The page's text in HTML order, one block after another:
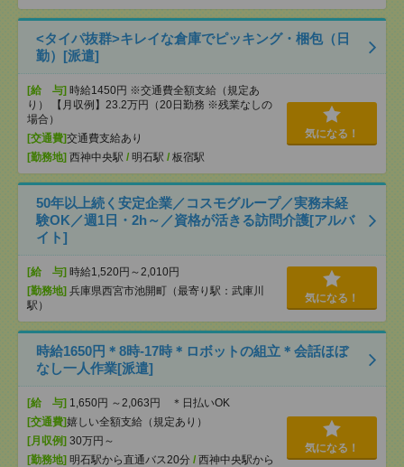
<タイパ抜群>キレイな倉庫でピッキング・梱包（日
勤）[派遣]
[給 与] 時給1450円 ※交通費全額支給（規定あ
り） 【月収例】23.2万円（20日勤務 ※残業なしの
場合）
[交通費]交通費支給あり
[勤務地] 西神中央駅 / 明石駅 / 板宿駅
気になる！
50年以上続く安定企業／コスモグループ／実務未経
験OK／週1日・2h～／資格が活きる訪問介護[アルバ
イト]
[給 与] 時給1,520円～2,010円
[勤務地] 兵庫県西宮市池開町（最寄り駅：武庫川
駅）
気になる！
時給1650円＊8時-17時＊ロボットの組立＊会話ほぼ
なし一人作業[派遣]
[給 与] 1,650円 ～2,063円 ＊日払いOK
[交通費]嬉しい全額支給（規定あり）
[月収例] 30万円～
[勤務地] 明石駅から直通バス20分 / 西神中央駅から
気になる！